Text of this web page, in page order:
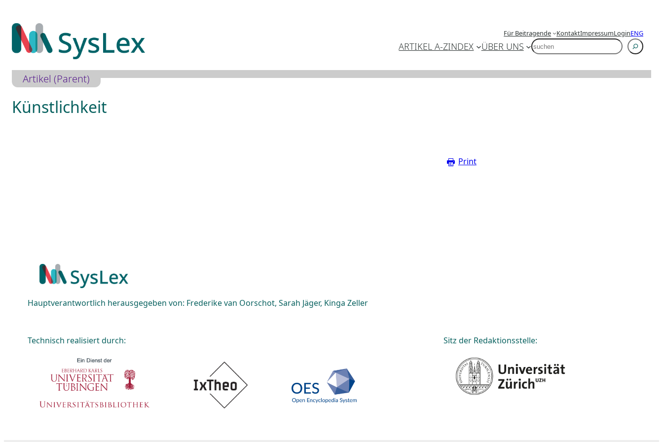
Inhalt
springen
Für Beitragende KontaktImpressumLoginENG
ARTIKEL A-ZINDEX ÜBER UNS SUCHEN
Artikel (Parent)
Künstlichkeit
Print
Hauptverantwortlich herausgegeben von: Frederike van Oorschot, Sarah Jäger, Kinga Zeller
Technisch realisiert durch: Sitz der Redaktionsstelle: